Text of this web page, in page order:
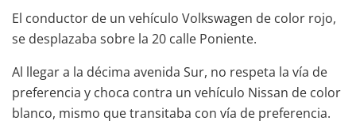
El conductor de un vehículo Volkswagen de color rojo,
se desplazaba sobre la 20 calle Poniente.
Al llegar a la décima avenida Sur, no respeta la vía de
preferencia y choca contra un vehículo Nissan de color
blanco, mismo que transitaba con vía de preferencia.